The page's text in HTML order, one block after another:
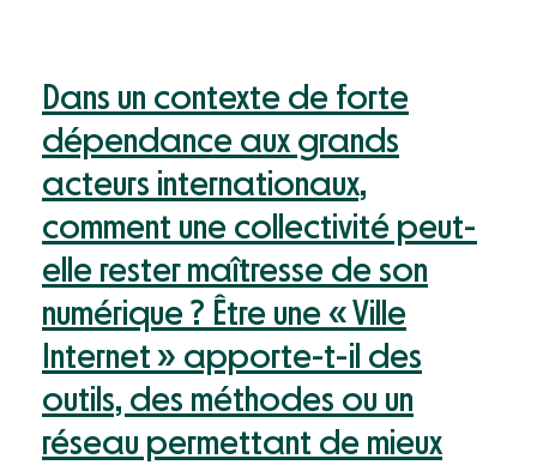
Dans un contexte de forte
dépendance aux grands
acteurs internationaux,
comment une collectivité peut-
elle rester maîtresse de son
numérique ? Être une « Ville
Internet » apporte-t-il des
outils, des méthodes ou un
réseau permettant de mieux